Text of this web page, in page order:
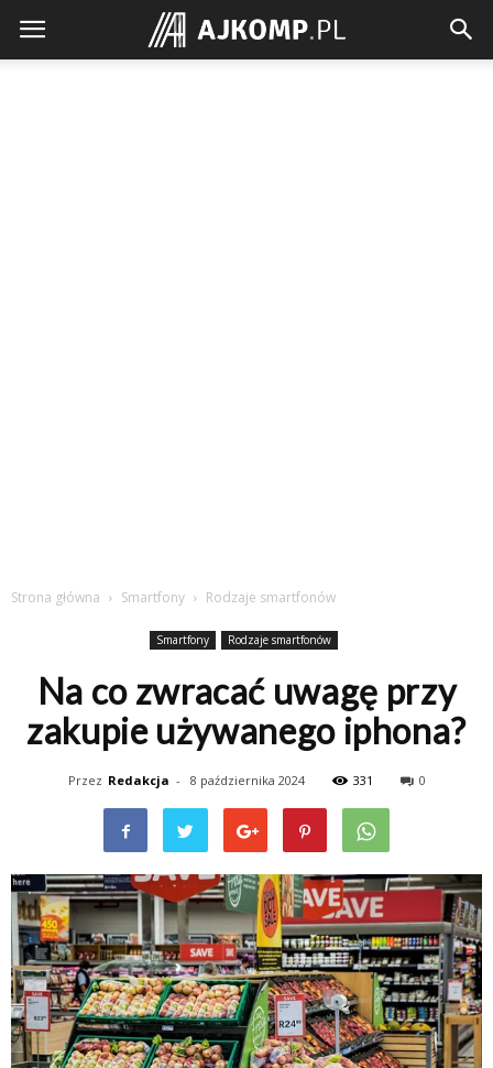
Ajkomp.pl
Strona główna Smartfony Rodzaje smartfonów
Smartfony Rodzaje smartfonów
Na co zwracać uwagę przy
zakupie używanego iphona?
Przez Redakcja - 8 października 2024 331 0